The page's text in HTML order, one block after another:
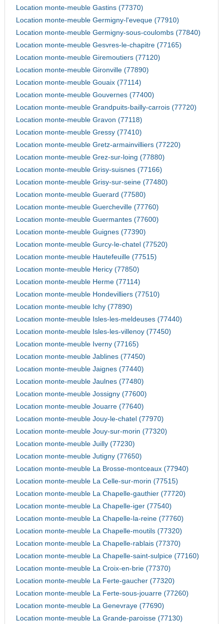
Location monte-meuble Gastins (77370)
Location monte-meuble Germigny-l'eveque (77910)
Location monte-meuble Germigny-sous-coulombs (77840)
Location monte-meuble Gesvres-le-chapitre (77165)
Location monte-meuble Giremoutiers (77120)
Location monte-meuble Gironville (77890)
Location monte-meuble Gouaix (77114)
Location monte-meuble Gouvernes (77400)
Location monte-meuble Grandpuits-bailly-carrois (77720)
Location monte-meuble Gravon (77118)
Location monte-meuble Gressy (77410)
Location monte-meuble Gretz-armainvilliers (77220)
Location monte-meuble Grez-sur-loing (77880)
Location monte-meuble Grisy-suisnes (77166)
Location monte-meuble Grisy-sur-seine (77480)
Location monte-meuble Guerard (77580)
Location monte-meuble Guercheville (77760)
Location monte-meuble Guermantes (77600)
Location monte-meuble Guignes (77390)
Location monte-meuble Gurcy-le-chatel (77520)
Location monte-meuble Hautefeuille (77515)
Location monte-meuble Hericy (77850)
Location monte-meuble Herme (77114)
Location monte-meuble Hondevilliers (77510)
Location monte-meuble Ichy (77890)
Location monte-meuble Isles-les-meldeuses (77440)
Location monte-meuble Isles-les-villenoy (77450)
Location monte-meuble Iverny (77165)
Location monte-meuble Jablines (77450)
Location monte-meuble Jaignes (77440)
Location monte-meuble Jaulnes (77480)
Location monte-meuble Jossigny (77600)
Location monte-meuble Jouarre (77640)
Location monte-meuble Jouy-le-chatel (77970)
Location monte-meuble Jouy-sur-morin (77320)
Location monte-meuble Juilly (77230)
Location monte-meuble Jutigny (77650)
Location monte-meuble La Brosse-montceaux (77940)
Location monte-meuble La Celle-sur-morin (77515)
Location monte-meuble La Chapelle-gauthier (77720)
Location monte-meuble La Chapelle-iger (77540)
Location monte-meuble La Chapelle-la-reine (77760)
Location monte-meuble La Chapelle-moutils (77320)
Location monte-meuble La Chapelle-rablais (77370)
Location monte-meuble La Chapelle-saint-sulpice (77160)
Location monte-meuble La Croix-en-brie (77370)
Location monte-meuble La Ferte-gaucher (77320)
Location monte-meuble La Ferte-sous-jouarre (77260)
Location monte-meuble La Genevraye (77690)
Location monte-meuble La Grande-paroisse (77130)